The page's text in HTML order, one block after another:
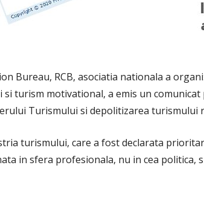
Bureau, RCB, asociatia nationala a
turism motivational, a emis un comunicat
Turismului si depolitizarea turismului
turismului, care a fost declarata
in sfera profesionala, nu in cea politica,